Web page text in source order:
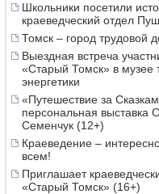
Школьники посетили
краеведческий отдел
Томск – город трудовой
Выездная встреча
«Старый Томск» в музее
энергетики
«Путешествие за
персональная выставка
Семенчук (12+)
Краеведение –
всем!
Приглашает
«Старый Томск» (16+)